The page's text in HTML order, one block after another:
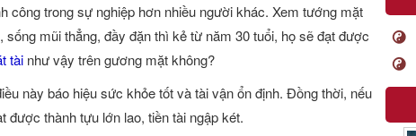
công trong sự nghiệp hơn nhiều người khác. Xem tướng mặt
mũi thẳng, đầy đặn thì kẻ từ năm 30 tuổi, họ sẽ đạt được
tài như vậy trên gương mặt không?
này báo hiệu sức khỏe tốt và tài vận ổn định. Đồng thời, nếu
được thành tựu lớn lao, tiền tài ngập két.